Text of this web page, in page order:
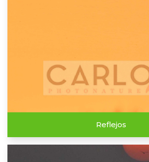
Reflejos